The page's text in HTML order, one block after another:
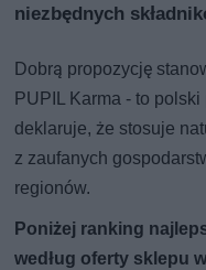
niezbędnych
Dobrą propozycję
PUPIL Karma - to
deklaruje, że stosuje
z zaufanych
regionów.
Poniżej ranking
według oferty sklepu